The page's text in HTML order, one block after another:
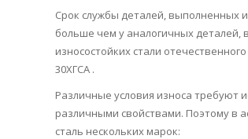
Срок службы деталей, выполненных
больше чем у аналогичных деталей,
износостойких стали
30ХГСА .
Различные условия износа требуют
различными свойствами. Поэтому в
сталь нескольких марок: